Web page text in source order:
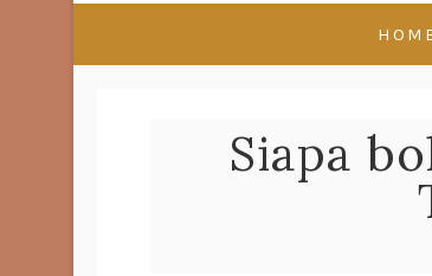
Siapa